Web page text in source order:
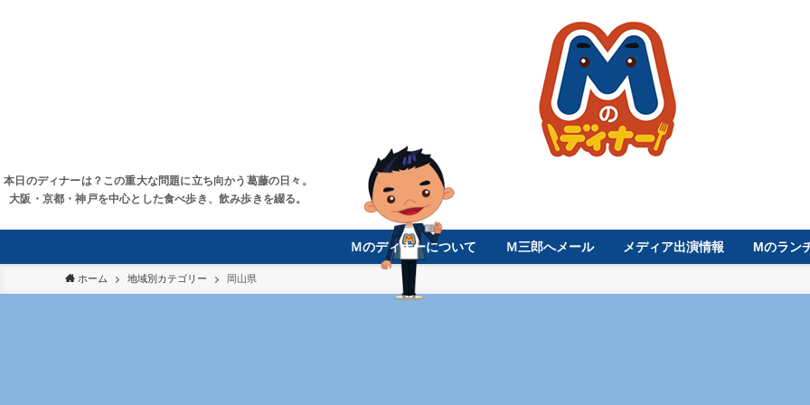
本日のディナーは？この重大な問題に立ち向かう葛藤の日々。
大阪・京都・神戸を中心とした食べ歩き、飲み歩きを綴る。
Ｍのディナーについて Ｍ三郎へメール メディア出演情報 Mのラン
ホーム 地域別カテゴリー 岡山県